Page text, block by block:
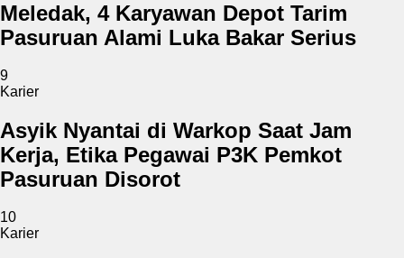
Meledak, 4 Karyawan Depot Tarim
Pasuruan Alami Luka Bakar Serius
9
Karier
Asyik Nyantai di Warkop Saat Jam
Kerja, Etika Pegawai P3K Pemkot
Pasuruan Disorot
10
Karier